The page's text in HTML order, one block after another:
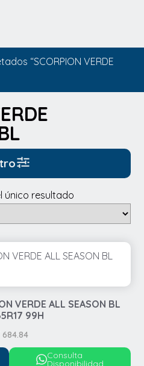
“SCORPION VERDE
único resultado
VERDE ALL SEASON BL
99H
684.84
Consulta
Disponibilidad